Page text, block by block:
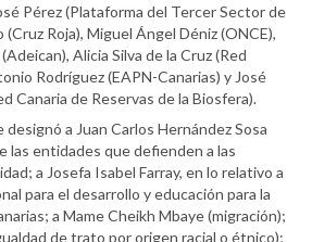
Pérez (Plataforma del Tercer Sector de
Roja), Miguel Ángel Déniz (ONCE),
Alicia Silva de la Cruz (Red
Rodríguez (EAPN-Canarias) y José
Canaria de Reservas de la Biosfera).
designó a Juan Carlos Hernández Sosa
las entidades que defienden a las
a Josefa Isabel Farray, en lo relativo a
para el desarrollo y educación para la
a Mame Cheikh Mbaye (migración);
de trato por origen racial o étnico);